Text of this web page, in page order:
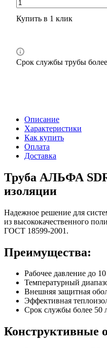
Купить в 1 клик
Срок службы трубы
Описание
Характеристики
Как купить
Оплата
Доставка
Труба АЛЬФА
изоляции
Надежное решение для
из высококачественного
ГОСТ 18599-2001.
Преимущества:
Рабочее давление до
Температурный
Внешняя защитная
Эффективная
Срок службы более 50
Конструктивные